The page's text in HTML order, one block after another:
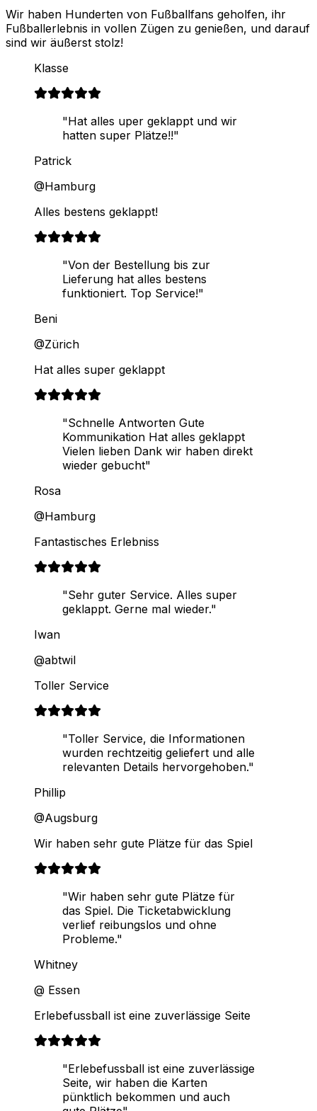
Wir haben Hunderten von Fußballfans geholfen, ihr
Fußballerlebnis in vollen Zügen zu genießen, und darauf
sind wir äußerst stolz!
Klasse
"Hat alles uper geklappt und wir
hatten super Plätze!!"
Patrick
@Hamburg
Alles bestens geklappt!
"Von der Bestellung bis zur
Lieferung hat alles bestens
funktioniert. Top Service!"
Beni
@Zürich
Hat alles super geklappt
"Schnelle Antworten Gute
Kommunikation Hat alles geklappt
Vielen lieben Dank wir haben direkt
wieder gebucht"
Rosa
@Hamburg
Fantastisches Erlebniss
"Sehr guter Service. Alles super
geklappt. Gerne mal wieder."
Iwan
@abtwil
Toller Service
"Toller Service, die Informationen
wurden rechtzeitig geliefert und alle
relevanten Details hervorgehoben."
Phillip
@Augsburg
Wir haben sehr gute Plätze für das Spiel
"Wir haben sehr gute Plätze für
das Spiel. Die Ticketabwicklung
verlief reibungslos und ohne
Probleme."
Whitney
@ Essen
Erlebefussball ist eine zuverlässige Seite
"Erlebefussball ist eine zuverlässige
Seite, wir haben die Karten
pünktlich bekommen und auch